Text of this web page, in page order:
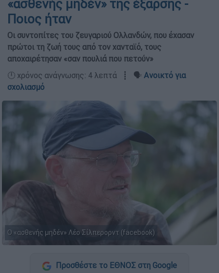
«ασθενής μηδέν» της έξαρσης -
Ποιος ήταν
Οι συντοπίτες του ζευγαριού Ολλανδών, που έχασαν
πρώτοι τη ζωή τους από τον χανταϊό, τους
αποχαιρέτησαν «σαν πουλιά που πετούν»
🕛 χρόνος ανάγνωσης: 4 λεπτά ┋ 🗣️ Ανοικτό για
σχολιασμό
Ο «ασθενής μηδέν» Λέο Σίλπερορντ (facebook)
Προσθέστε το ΕΘΝΟΣ στη Google